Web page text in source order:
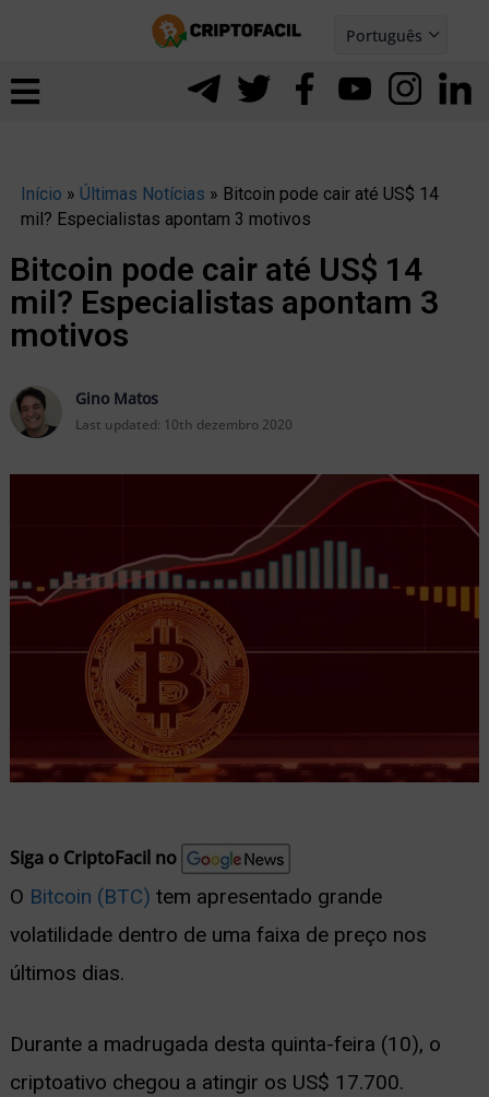
Português
Español
Início » Últimas Notícias » Bitcoin pode cair até US$ 14
mil? Especialistas apontam 3 motivos
Bitcoin pode cair até US$ 14
mil? Especialistas apontam 3
motivos
Gino Matos
Last updated: 10th dezembro 2020
Siga o CriptoFacil no
O Bitcoin (BTC) tem apresentado grande
volatilidade dentro de uma faixa de preço nos
últimos dias.
Durante a madrugada desta quinta-feira (10), o
criptoativo chegou a atingir os US$ 17.700.